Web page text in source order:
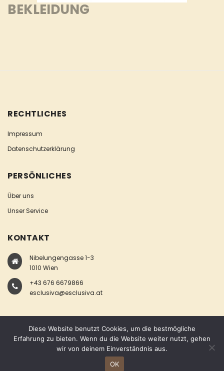
BEKLEIDUNG
RECHTLICHES
Impressum
Datenschutzerklärung
PERSÖNLICHES
Über uns
Unser Service
KONTAKT
Nibelungengasse 1-3
1010 Wien
+43 676 6679866
esclusiva@esclusiva.at
COPYRIGHT © ESCLUSIVA
Diese Website benutzt Cookies, um die bestmögliche
Erfahrung zu bieten. Wenn du die Website weiter nutzt, gehen
wir von deinem Einverständnis aus.
OK